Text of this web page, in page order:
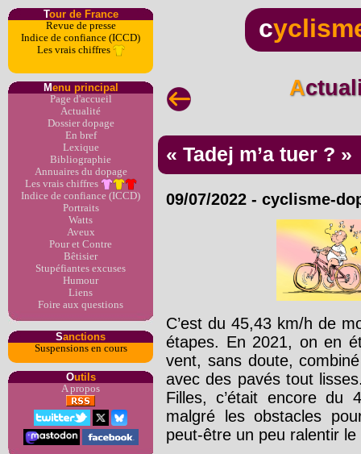
Tour de France
Revue de presse
Indice de confiance (ICCD)
Les vrais chiffres
Menu principal
Page d'accueil
Actualité
Dossier dopage
En bref
Lexique
Bibliographie
Annuaires du dopage
Les vrais chiffres
Indice de confiance (ICCD)
Portraits
Watts
Aveux
Pour et Contre
Bêtisier
Stupéfiantes excuses
Humour
Liens
Foire aux questions
Sanctions
Suspensions en cours
Outils
A propos
c
« Tadej m’a tuer ? »
09/07/2022 - cyclisme-
C’est du 45,43 km/h de
étapes. En 2021, on en
vent, sans doute,
avec des pavés tout
Filles, c’était encore du
malgré les obstacles
peut-être un peu ralentir